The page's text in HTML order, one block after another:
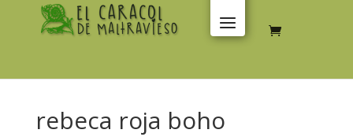
rebeca roja boho